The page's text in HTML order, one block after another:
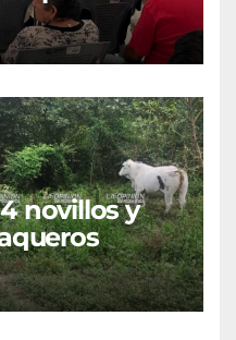
novillos y